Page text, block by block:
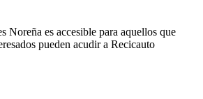
es accesible para aquellos que
pueden acudir a Recicauto